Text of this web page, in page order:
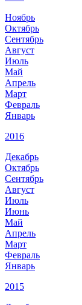
Ноябрь
Октябрь
Сентябрь
Август
Июль
Май
Апрель
Март
Февраль
Январь
2016
Декабрь
Октябрь
Сентябрь
Август
Июль
Июнь
Май
Апрель
Март
Февраль
Январь
2015